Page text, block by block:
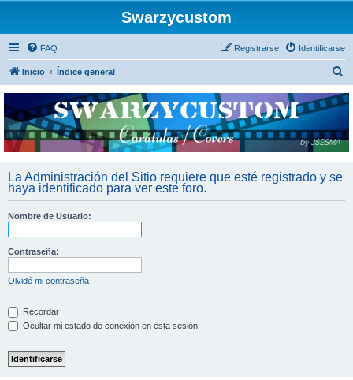
Swarzycustom
FAQ Identificarse
Registrarse
Inicio Índice general
c
La Administración del Sitio requiere que esté registrado y se
haya identificado para ver este foro.
Nombre de Usuario:
Contraseña:
Olvidé mi contraseña
Recordar
Ocultar mi estado de conexión en esta sesión